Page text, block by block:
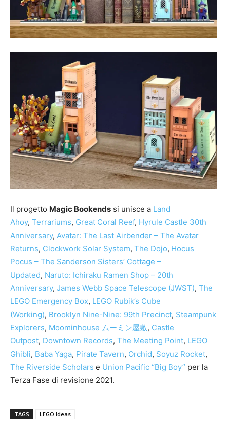
Il progetto Magic Bookends si unisce a Land
Ahoy, Terrariums, Great Coral Reef, Hyrule Castle 30th
Anniversary, Avatar: The Last Airbender – The Avatar
Returns, Clockwork Solar System, The Dojo, Hocus
Pocus – The Sanderson Sisters’ Cottage –
Updated, Naruto: Ichiraku Ramen Shop – 20th
Anniversary, James Webb Space Telescope (JWST), The
LEGO Emergency Box, LEGO Rubik’s Cube
(Working), Brooklyn Nine-Nine: 99th Precinct, Steampunk
Explorers, Moominhouse ムーミン屋敷, Castle
Outpost, Downtown Records, The Meeting Point, LEGO
Ghibli, Baba Yaga, Pirate Tavern, Orchid, Soyuz Rocket,
The Riverside Scholars e Union Pacific “Big Boy” per la
Terza Fase di revisione 2021.
TAGS LEGO Ideas